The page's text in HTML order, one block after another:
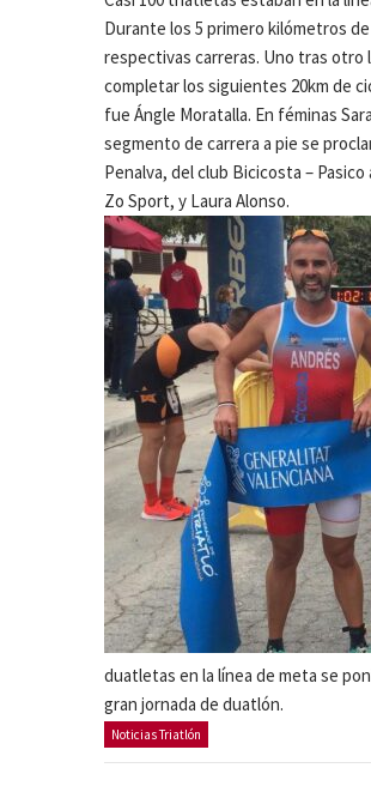
Durante los 5 primero kilómetros
respectivas carreras. Uno tras otro
completar los siguientes 20km de
fue Ángle Moratalla. En féminas
segmento de carrera a pie se
Penalva, del club Bicicosta –
Zo Sport, y Laura Alonso.
duatletas en la línea de meta se
gran jornada de duatlón.
Noticias Triatlón